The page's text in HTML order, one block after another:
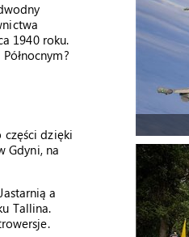
1940 roku.
części dzięki
Gdyni, na
a
Tallina.